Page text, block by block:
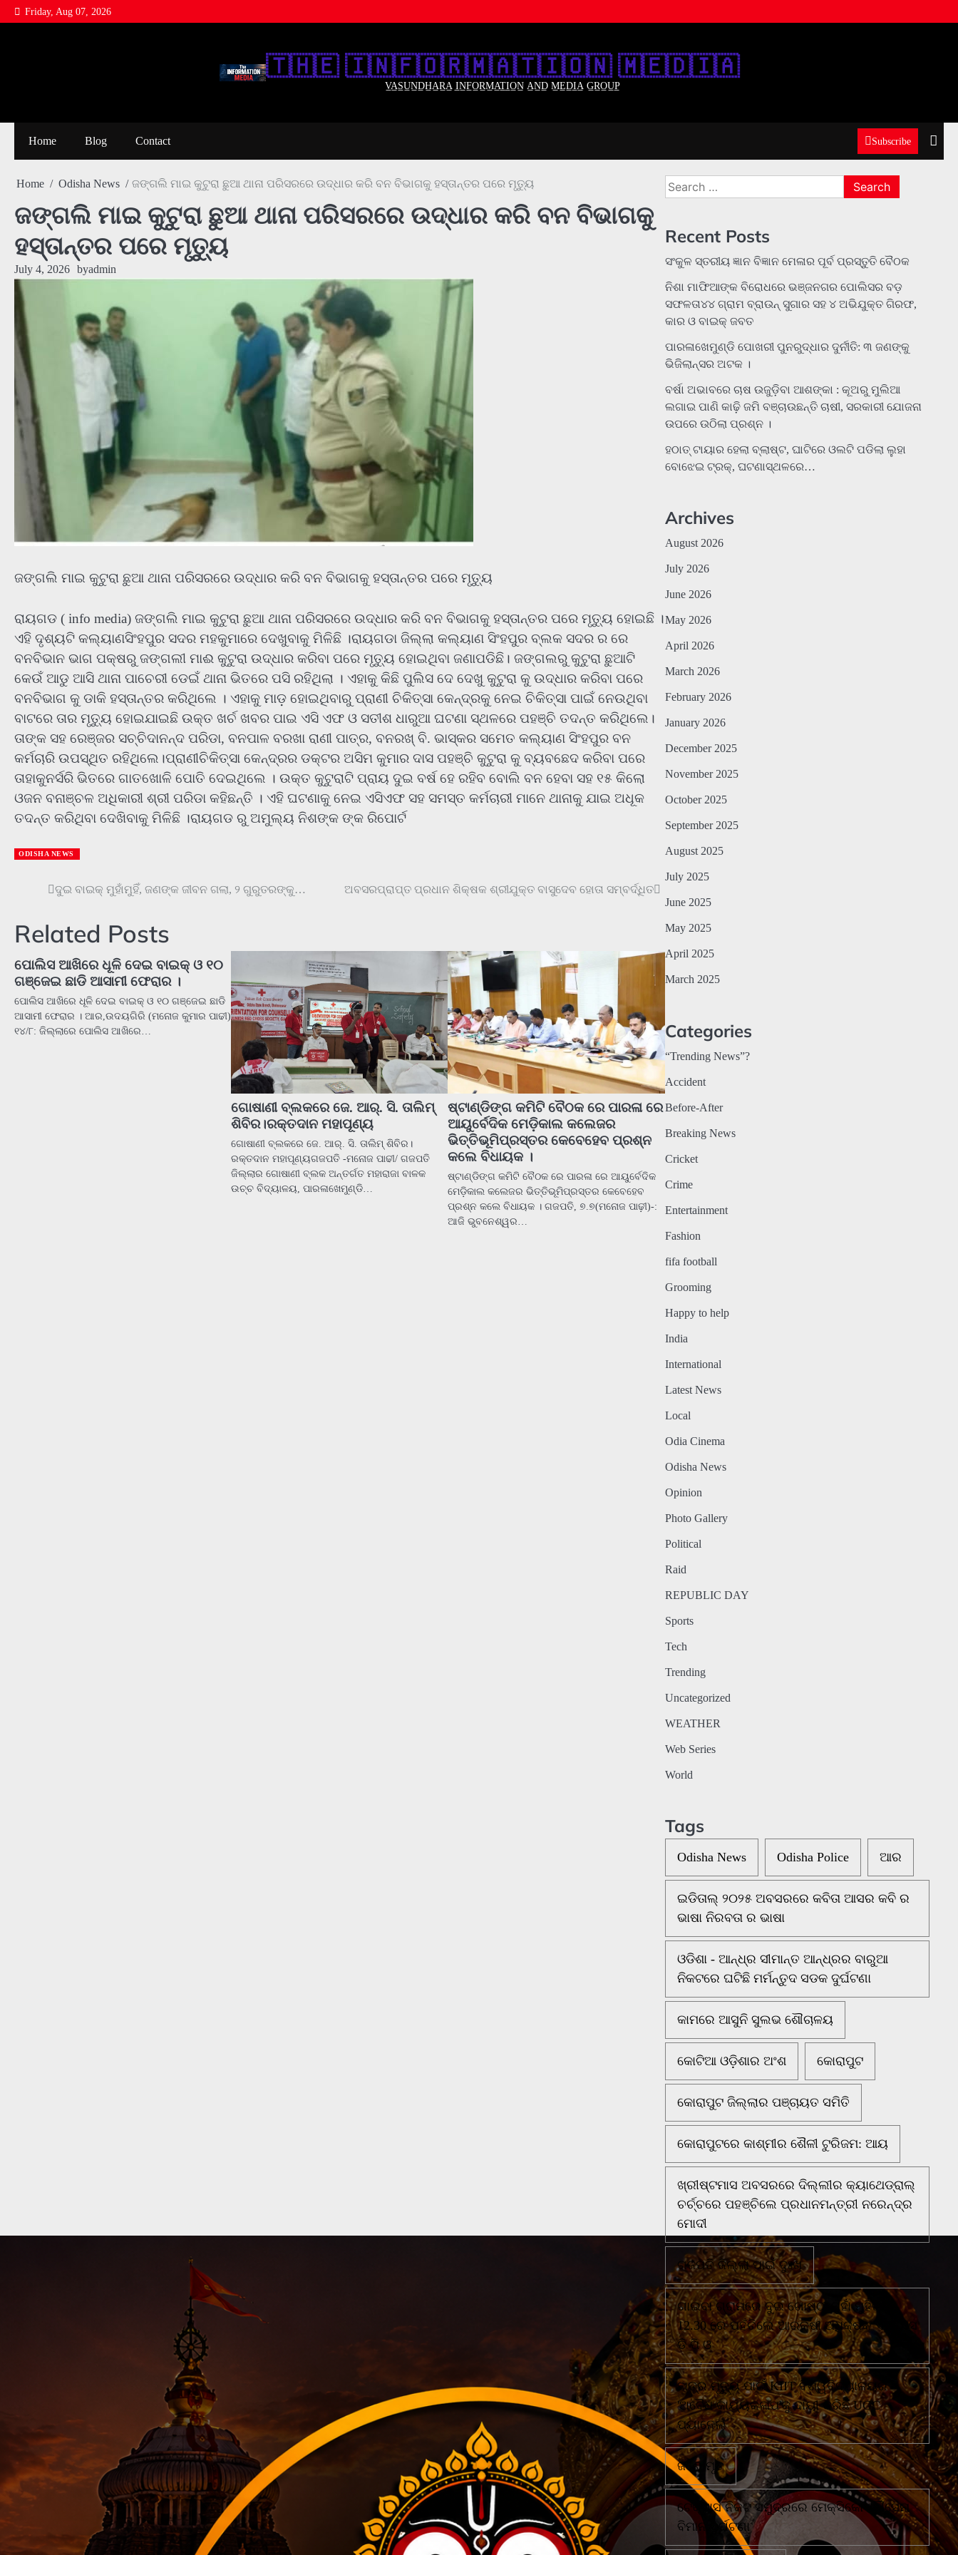
Skip
to
Friday, Aug 07, 2026
🇹‌🇭‌🇪‌ 🇮‌🇳‌🇫‌🇴‌🇷‌🇲‌🇦‌🇹‌🇮‌🇴‌🇳‌ 🇲‌🇪‌🇩‌🇮‌🇦‌
V̲A̲S̲U̲N̲D̲H̲A̲R̲A̲ I̲N̲F̲O̲R̲M̲A̲T̲I̲O̲N̲ A̲N̲D̲ M̲E̲D̲I̲A̲ G̲R̲O̲U̲P̲
Home Blog Contact Subscribe
Home Odisha News ଜଙ୍ଗଲି ମାଇ କୁଟୁରା ଛୁଆ ଥାନା ପରିସରରେ ଉଦ୍ଧାର କରି ବନ ବିଭାଗକୁ ହସ୍ତାନ୍ତର ପରେ ମୃତ୍ୟୁ
ଜଙ୍ଗଲି ମାଇ କୁଟୁରା ଛୁଆ ଥାନା ପରିସରରେ ଉଦ୍ଧାର କରି ବନ ବିଭାଗକୁ
ହସ୍ତାନ୍ତର ପରେ ମୃତ୍ୟୁ
July 4, 2026 byadmin
ଜଙ୍ଗଲି ମାଇ କୁଟୁରା ଛୁଆ ଥାନା ପରିସରରେ ଉଦ୍ଧାର କରି ବନ ବିଭାଗକୁ ହସ୍ତାନ୍ତର ପରେ ମୃତ୍ୟୁ
ରାୟଗଡ ( info media) ଜଙ୍ଗଲି ମାଇ କୁଟୁରା ଛୁଆ ଥାନା ପରିସରରେ ଉଦ୍ଧାର କରି ବନ ବିଭାଗକୁ ହସ୍ତାନ୍ତର ପରେ ମୃତ୍ୟୁ ହୋଇଛି ।
ଏହି ଦୃଶ୍ୟଟି କଲ୍ୟାଣସିଂହପୁର ସଦର ମହକୁମାରେ ଦେଖୁବାକୁ ମିଳିଛି ।ରାୟଗଡା ଜିଲ୍ଲା କଲ୍ୟାଣ ସିଂହପୁର ବ୍ଲକ ସଦର ର ରେ
ବନବିଭାନ ଭାଗ ପକ୍ଷରୁ ଜଙ୍ଗଲୀ ମାଈ କୁଟୁରା ଉଦ୍ଧାର କରିବା ପରେ ମୃତ୍ୟୁ ହୋଇଥିବା ଜଣାପଡିଛି। ଜଙ୍ଗଲରୁ କୁଟୁରା ଛୁଆଟି
କେଉଁ ଆଡୁ ଆସି ଥାନା ପାଚେରୀ ଡେଇଁ ଥାନା ଭିତରେ ପସି ରହିଥିଲା । ଏହାକୁ କିଛି ପୁଲିସ ଦେ ଦେଖୁ କୁଟୁରା କୁ ଉଦ୍ଧାର କରିବା ପରେ
ବନବିଭାଗ କୁ ଡାକି ହସ୍ତାନ୍ତର କରିଥିଲେ । ଏହାକୁ ମାଡ଼ ହୋଇଥିବାରୁ ପ୍ରାଣୀ ଚିକିତ୍ସା କେନ୍ଦ୍ରକୁ ନେଇ ଚିକିତ୍ସା ପାଇଁ ନେଉଥିବା
ବାଟରେ ତାର ମୃତ୍ୟୁ ହୋଇଯାଇଛି ଉକ୍ତ ଖର୍ଚ ଖବର ପାଇ ଏସି ଏଫ ଓ ସତୀଶ ଧାରୁଆ ଘଟଣା ସ୍ଥଳରେ ପହଞ୍ଚି ତଦନ୍ତ କରିଥିଲେ।
ତାଙ୍କ ସହ ରେଞ୍ଜର ସଚ୍ଚିଦାନନ୍ଦ ପରିଡା, ବନପାଳ ବରଖା ରାଣୀ ପାତ୍ର, ବନରଖ୍ ବି. ଭାସ୍କର ସମେତ କଲ୍ୟାଣ ସିଂହପୁର ବନ
କର୍ମଚାରି ଉପସ୍ଥିତ ରହିଥିଲେ।ପ୍ରାଣୀଚିକିତ୍ସା କେନ୍ଦ୍ରର ଡକ୍ଟର ଅସିମ କୁମାର ଦାସ ପହଞ୍ଚି କୁଟୁରା କୁ ବ୍ୟବଛେଦ କରିବା ପରେ
ତାହାକୁନର୍ସରି ଭିତରେ ଗାତଖୋଳି ପୋତି ଦେଇଥିଲେ । ଉକ୍ତ କୁଟୁରାଟି ପ୍ରାୟ ଦୁଇ ବର୍ଷ ହେ ରହିବ ବୋଲି ବନ ହେବା ସହ ୧୫ କିଲୋ
ଓଜନ ବନାଞ୍ଚଳ ଅଧିକାରୀ ଶ୍ରୀ ପରିଡା କହିଛନ୍ତି । ଏହି ଘଟଣାକୁ ନେଇ ଏସିଏଫ ସହ ସମସ୍ତ କର୍ମଚାରୀ ମାନେ ଥାନାକୁ ଯାଇ ଅଧୂକ
ତଦନ୍ତ କରିଥିବା ଦେଖ‌ିବାକୁ ମିଳିଛି ।ରାୟଗଡ ରୁ ଅମୁଲ୍ୟ ନିଶଙ୍କ ଙ୍କ ରିପୋର୍ଟ
ODISHA NEWS
Post ଦୁଇ ବାଇକ୍‌ ମୁହାଁମୁହିଁ, ଜଣଙ୍କ ଜୀବନ ଗଲା, ୨ ଗୁରୁତରଙ୍କୁ… ଅବସରପ୍ରାପ୍ତ ପ୍ରଧାନ ଶିକ୍ଷକ ଶ୍ରୀଯୁକ୍ତ ବାସୁଦେବ ହୋତା ସମ୍ବର୍ଦ୍ଧିତ
Related Posts
ପୋଲିସ ଆଖିରେ ଧୂଳି ଦେଇ ବାଇକ୍ ଓ ୧୦
ଗଞ୍ଜେଇ ଛାଡି ଆସାମୀ ଫେରାର ।
ପୋଲିସ ଆଖିରେ ଧୂଳି ଦେଇ ବାଇକ୍ ଓ ୧୦ ଗଞ୍ଜେଇ ଛାଡି
ଆସାମୀ ଫେରାର । ଆର,ଉଦୟଗିରି (ମନୋଜ କୁମାର ପାଢୀ)
୧୪/୮: ଜିଲ୍ଲାରେ ପୋଲିସ ଆଖିରେ…
ଗୋଷାଣୀ ବ୍ଲକରେ ଜେ. ଆର୍. ସି. ତାଲିମ୍
ଶିବିର।ରକ୍ତଦାନ ମହାପୂଣ୍ୟ
ଗୋଷାଣୀ ବ୍ଲକରେ ଜେ. ଆର୍. ସି. ତାଲିମ୍ ଶିବିର।
ରକ୍ତଦାନ ମହାପୂଣ୍ୟଗଜପତି -ମନୋଜ ପାଢୀ/ ଗଜପତି
ଜିଲ୍ଲାର ଗୋଷାଣୀ ବ୍ଲକ ଅନ୍ତର୍ଗତ ମହାରାଜା ବାଳକ
ଉଚ୍ଚ ବିଦ୍ୟାଳୟ, ପାରଳାଖେମୁଣ୍ଡି…
ଷ୍ଟାଣ୍ଡିଙ୍ଗ କମିଟି ବୈଠକ ରେ ପାରଳା ରେ
ଆୟୁର୍ବେଦିକ ମେଡ଼ିକାଲ କଲେଜର
ଭିତ୍ତିଭୂମିପ୍ରସ୍ତର କେବେହେବ ପ୍ରଶ୍ନ
କଲେ ବିଧାୟକ ।
ଷ୍ଟାଣ୍ଡିଙ୍ଗ କମିଟି ବୈଠକ ରେ ପାରଳା ରେ ଆୟୁର୍ବେଦିକ
ମେଡ଼ିକାଲ କଲେଜର ଭିତ୍ତିଭୂମିପ୍ରସ୍ତର କେବେହେବ
ପ୍ରଶ୍ନ କଲେ ବିଧାୟକ । ଗଜପତି, ୭.୭(ମନୋଜ ପାଢ଼ୀ)-:
ଆଜି ଭୁବନେଶ୍ୱର…
Search
for:
Recent Posts
ସଂକୁଳ ସ୍ତରୀୟ ଜ୍ଞାନ ବିଜ୍ଞାନ ମେଳାର ପୂର୍ବ ପ୍ରସ୍ତୁତି ବୈଠକ
ନିଶା ମାଫିଆଙ୍କ ବିରୋଧରେ ଭଞ୍ଜନଗର ପୋଲିସର ବଡ଼
ସଫଳତା୪୪ ଗ୍ରାମ ବ୍ରାଉନ୍ ସୁଗାର ସହ ୪ ଅଭିଯୁକ୍ତ ଗିରଫ,
କାର ଓ ବାଇକ୍ ଜବତ
ପାରଳାଖେମୁଣ୍ଡି ପୋଖରୀ ପୁନରୁଦ୍ଧାର ଦୁର୍ନୀତି: ୩ ଜଣଙ୍କୁ
ଭିଜିଲାନ୍ସର ଅଟକ ।
ବର୍ଷା ଅଭାବରେ ଚାଷ ଉଜୁଡ଼ିବା ଆଶଙ୍କା : କୂଅରୁ ମୁଲିଆ
ଲଗାଇ ପାଣି କାଢ଼ି ଜମି ବଞ୍ଚାଉଛନ୍ତି ଚାଷୀ, ସରକାରୀ ଯୋଜନା
ଉପରେ ଉଠିଲା ପ୍ରଶ୍ନ ।
ହଠାତ୍‌ ଟାୟାର ହେଲା ବ୍ଲାଷ୍ଟ, ଘାଟିରେ ଓଲଟି ପଡିଲା ଲୁହା
ବୋଝେଇ ଟ୍ରକ୍‌, ଘଟଣାସ୍ଥଳରେ…
Archives
August 2026
July 2026
June 2026
May 2026
April 2026
March 2026
February 2026
January 2026
December 2025
November 2025
October 2025
September 2025
August 2025
July 2025
June 2025
May 2025
April 2025
March 2025
Categories
“Trending News”?
Accident
Before-After
Breaking News
Cricket
Crime
Entertainment
Fashion
fifa football
Grooming
Happy to help
India
International
Latest News
Local
Odia Cinema
Odisha News
Opinion
Photo Gallery
Political
Raid
REPUBLIC DAY
Sports
Tech
Trending
Uncategorized
WEATHER
Web Series
World
Tags
Odisha News Odisha Police ଆର
ଇଡିତାଲ୍ ୨୦୨୫ ଅବସରରେ କବିତା ଆସର କବି ର
ଭାଷା ନିରବତା ର ଭାଷା
ଓଡିଶା - ଆନ୍ଧ୍ର ସୀମାନ୍ତ ଆନ୍ଧ୍ରର ବାରୁଆ
ନିକଟରେ ଘଟିଛି ମର୍ମନ୍ତୁଦ ସଡକ ଦୁର୍ଘଟଣା
କାମରେ ଆସୁନି ସୁଲଭ ଶୌଚାଳୟ
କୋଟିଆ ଓଡ଼ିଶାର ଅଂଶ କୋରାପୁଟ
କୋରାପୁଟ ଜିଲ୍ଲାର ପଞ୍ଚାୟତ ସମିତି
କୋରାପୁଟରେ କାଶ୍ମୀର ଶୈଳୀ ଟୁରିଜମ: ଆୟ
ଖ୍ରୀଷ୍ଟମାସ ଅବସରରେ ଦିଲ୍ଲୀର କ୍ୟାଥେଡ୍ରାଲ୍
ଚର୍ଚ୍ଚରେ ପହଞ୍ଚିଲେ ପ୍ରଧାନମନ୍ତ୍ରୀ ନରେନ୍ଦ୍ର
ମୋଦୀ
ଗଜପତି ଜିଲ୍ଲା ପାଇଁ ଦୁଃଖ
ଗାଇବା ଗ୍ରାମରେ ଦୁଇ ଗୋଷ୍ଠୀ ମୁହାଁ ମୁହିଁରାତି
12.30 ରେ ପହଁଚିଲେ ଆରକ୍ଷୀ ଅଧିକ୍ଷକ ଏବଂ ଏସ
ଡି ପି ଓ
ଛାତ୍ର ମୃତ୍ୟୁ ପାଇଁ KIIT ବିଶ୍ୱବିଦ୍ୟାଳୟର
'ଅବୈଧ କାର୍ଯ୍ୟକଳାପ'କୁ ଦାୟୀ କରିଛି UGC
ପ୍ୟାନେଲ
ଜଣେ ମୃତ
ଟେକ୍ସାସ ନିକଟ ସମୁଦ୍ରରେ ମେକ୍ସିକୋ ନୌସେନା
ବିମାନ ଦୁର୍ଘଟଣା